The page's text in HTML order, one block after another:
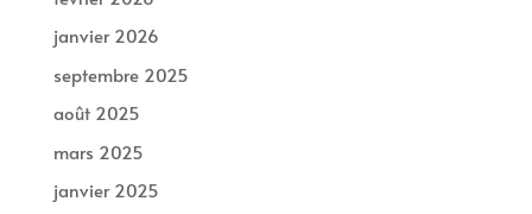
janvier 2026
septembre 2025
août 2025
mars 2025
janvier 2025